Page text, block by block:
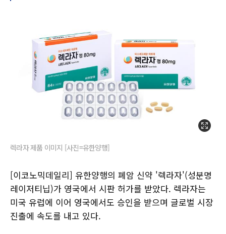
렉라자 제품 이미지 [사진=유한양행]
[이코노믹데일리] 유한양행의 폐암 신약 '렉라자'(성분명
레이저티닙)가 영국에서 시판 허가를 받았다. 렉라자는
미국 유럽에 이어 영국에서도 승인을 받으며 글로벌 시장
진출에 속도를 내고 있다.